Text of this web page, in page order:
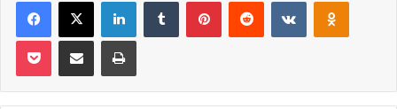
Pocket Share via Email Print